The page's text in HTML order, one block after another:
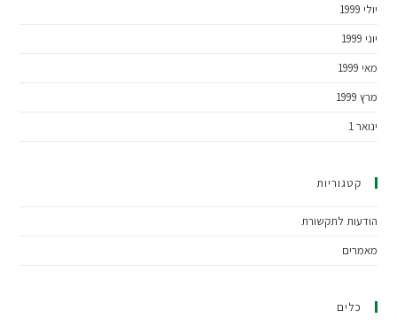
יולי 1999
יוני 1999
מאי 1999
מרץ 1999
ינואר 1
קטגוריות
הודעות לתקשורת
מאמרים
כלים